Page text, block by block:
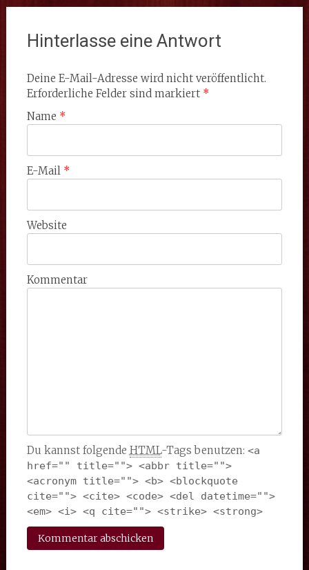
Hinterlasse eine Antwort
Deine E-Mail-Adresse wird nicht veröffentlicht.
Erforderliche Felder sind markiert *
Name *
E-Mail *
Website
Kommentar
Du kannst folgende HTML-Tags benutzen: <a
href="" title=""> <abbr title="">
<acronym title=""> <b> <blockquote
cite=""> <cite> <code> <del datetime="">
<em> <i> <q cite=""> <strike> <strong>